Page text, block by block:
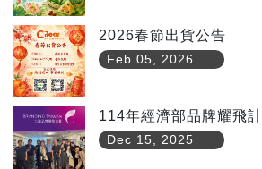
2026春節出貨公告
Feb 05, 2026
114年經濟部品牌耀飛
Dec 15, 2025